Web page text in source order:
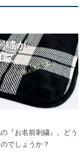
『お名前刺繍』。どう
でしょうか？